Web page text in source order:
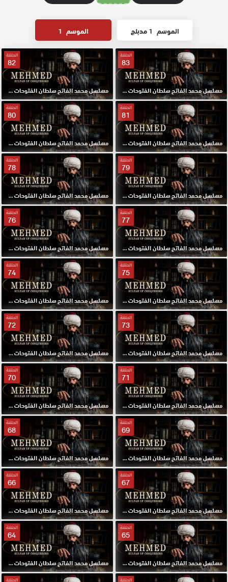
الموسم 1 مدبلج الموسم 1
الحلقة
83
مسلسل محمد الفاتح سلطان الفتوحات مترجم الحلقة 83 HD
الحلقة
82
مسلسل محمد الفاتح سلطان الفتوحات مترجم الحلقة 82 HD
الحلقة
81
مسلسل محمد الفاتح سلطان الفتوحات مترجم الحلقة 81 HD
الحلقة
80
مسلسل محمد الفاتح سلطان الفتوحات مترجم الحلقة 80 HD
الحلقة
79
مسلسل محمد الفاتح سلطان الفتوحات مترجم الحلقة 79 HD
الحلقة
78
مسلسل محمد الفاتح سلطان الفتوحات مترجم الحلقة 78 HD
الحلقة
77
مسلسل محمد الفاتح سلطان الفتوحات مترجم الحلقة 77 HD
الحلقة
76
مسلسل محمد الفاتح سلطان الفتوحات مترجم الحلقة 76 HD
الحلقة
75
مسلسل محمد الفاتح سلطان الفتوحات مترجم الحلقة 75 HD
الحلقة
74
مسلسل محمد الفاتح سلطان الفتوحات مترجم الحلقة 74 HD
الحلقة
73
مسلسل محمد الفاتح سلطان الفتوحات مترجم الحلقة 73 HD
الحلقة
72
مسلسل محمد الفاتح سلطان الفتوحات مترجم الحلقة 72 HD
الحلقة
71
مسلسل محمد الفاتح سلطان الفتوحات مترجم الحلقة 71 HD
الحلقة
70
مسلسل محمد الفاتح سلطان الفتوحات مترجم الحلقة 70 HD
الحلقة
69
مسلسل محمد الفاتح سلطان الفتوحات مترجم الحلقة 69 HD
الحلقة
68
مسلسل محمد الفاتح سلطان الفتوحات مترجم الحلقة 68 HD
الحلقة
67
مسلسل محمد الفاتح سلطان الفتوحات مترجم الحلقة 67 HD
الحلقة
66
مسلسل محمد الفاتح سلطان الفتوحات مترجم الحلقة 66 HD
الحلقة
65
مسلسل محمد الفاتح سلطان الفتوحات مترجم الحلقة 65 HD
الحلقة
64
مسلسل محمد الفاتح سلطان الفتوحات مترجم الحلقة 64 HD
الحلقة الحلقة